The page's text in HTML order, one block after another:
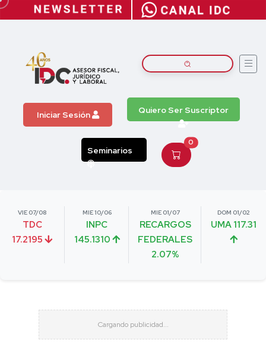
Iniciar Sesión Quiero Ser Suscriptor
Seminarios
0
VIE 07/08
TDC
17.2195
MIE 10/06
INPC
145.1310
MIE 01/07
RECARGOS
FEDERALES
2.07%
DOM 01/02
UMA 117.31